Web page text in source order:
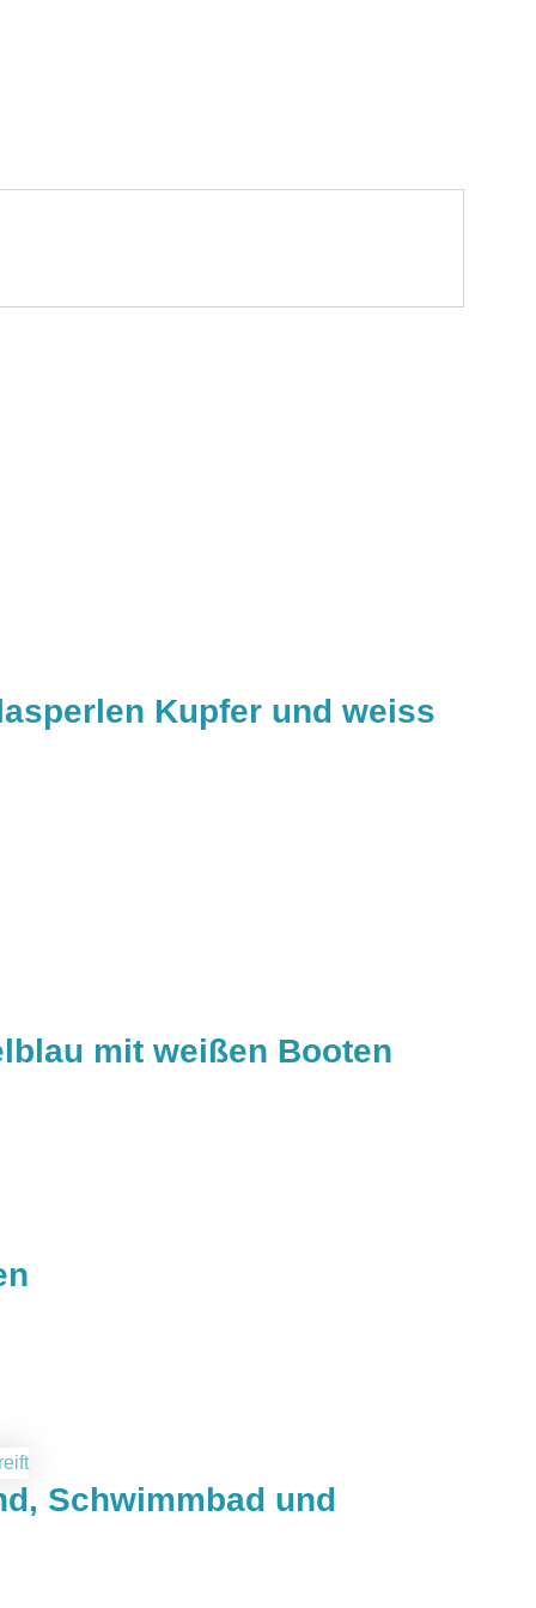
Kupfer und weiss
mit weißen Booten
Schwimmbad und